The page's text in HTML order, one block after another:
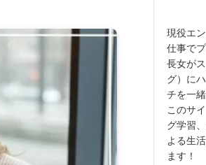
現役エ
仕事で
長女が
グ）に
チを一
このサ
グ学習
よる生
ます！